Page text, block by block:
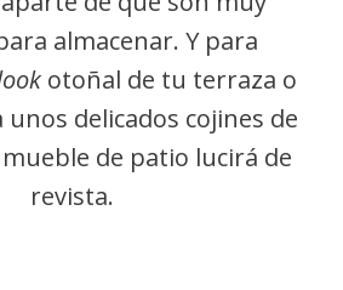
almacenar. Y para
otoñal de tu terraza o
unos delicados cojines de
de patio lucirá de
revista.